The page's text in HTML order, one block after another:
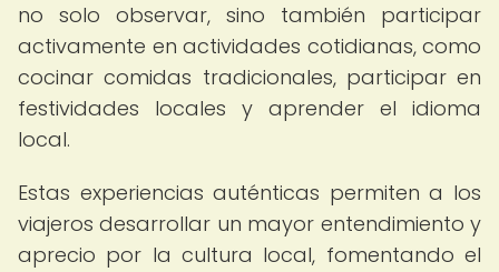
no solo observar, sino también participar
activamente en actividades cotidianas, como
cocinar comidas tradicionales, participar en
festividades locales y aprender el idioma
local.
Estas experiencias auténticas permiten a los
viajeros desarrollar un mayor entendimiento y
aprecio por la cultura local, fomentando el